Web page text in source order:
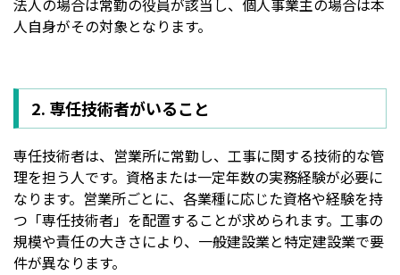
法人の場合は常勤の役員が該当し、個人事業主の場合は本
人自身がその対象となります。
2. 専任技術者がいること
専任技術者は、営業所に常勤し、工事に関する技術的な管
理を担う人です。資格または一定年数の実務経験が必要に
なります。営業所ごとに、各業種に応じた資格や経験を持
つ「専任技術者」を配置することが求められます。工事の
規模や責任の大きさにより、一般建設業と特定建設業で要
件が異なります。